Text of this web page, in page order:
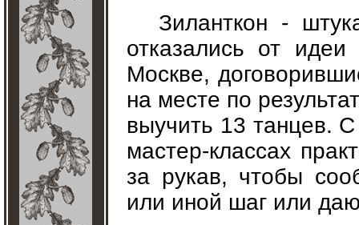
Зиланткон -
отказались от
Москве,
на месте по
выучить 13 танцев.
мастер-классах
за рукав, чтобы
или иной шаг или